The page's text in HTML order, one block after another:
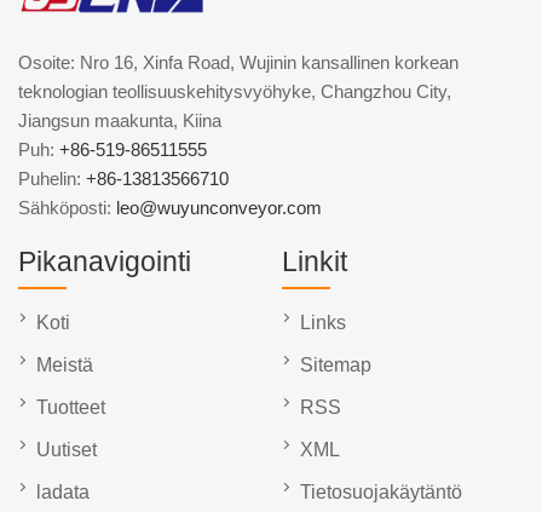
Osoite: Nro 16, Xinfa Road, Wujinin kansallinen korkean
teknologian teollisuuskehitysvyöhyke, Changzhou City,
Jiangsun maakunta, Kiina
Puh: +86-519-86511555
Puhelin: +86-13813566710
Sähköposti: leo@wuyunconveyor.com
Pikanavigointi
Koti
Meistä
Tuotteet
Uutiset
ladata
Linkit
Links
Sitemap
RSS
XML
Tietosuojakäytäntö